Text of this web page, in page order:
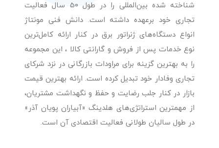
شناخته شده بین‌المللی را در طول 50 سال فعالیت
تجاری خود برعهده داشته است. دانش فنی مونتاژ
انواع دستگاه‌های ژنراتور برق در کنار ارائه کامل‌ترین
نوع خدمات پس از فروش و گارانتی کالا ، این مجموعه
را به بهترین گزینه برای مراودات بازرگانی در نزد شرکای
تجاری وفادار خود تبدیل کرده است. ارائه بهترین قیمت
بازار در کنار جلب رضایت و حفظ و نگهداشت مشتریان،
از مهمترین استراتژی‌های هلدینگ «آبیاران پویان آذر»
در طول سالیان طولانی فعالیت اقتصادی آن است.